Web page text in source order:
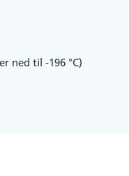
ned til -196 °C)